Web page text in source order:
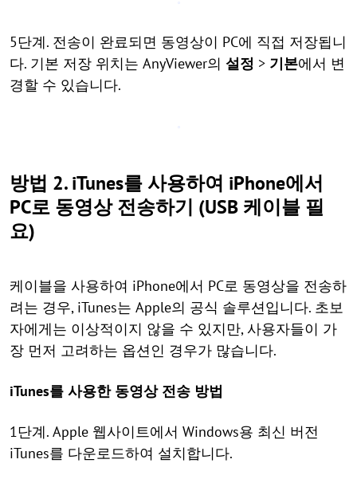
5단계. 전송이 완료되면 동영상이 PC에 직접 저장됩니
다. 기본 저장 위치는 AnyViewer의 설정 > 기본에서 변
경할 수 있습니다.
방법 2. iTunes를 사용하여 iPhone에서
PC로 동영상 전송하기 (USB 케이블 필
요)
케이블을 사용하여 iPhone에서 PC로 동영상을 전송하
려는 경우, iTunes는 Apple의 공식 솔루션입니다. 초보
자에게는 이상적이지 않을 수 있지만, 사용자들이 가
장 먼저 고려하는 옵션인 경우가 많습니다.
iTunes를 사용한 동영상 전송 방법
1단계. Apple 웹사이트에서 Windows용 최신 버전
iTunes를 다운로드하여 설치합니다.